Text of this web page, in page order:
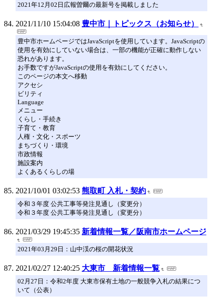
2021年12月02日広報曽爾の最新号を掲載しました
2021/11/10 15:04:08 豊中市｜トピックス（お知らせ）
豊中市ホームページではJavaScriptを使用しています。JavaScriptの
使用を有効にしていない場合は、一部の機能が正確に動作しない
恐れがあります。
お手数ですがJavaScriptの使用を有効にしてください。
このページの本文へ移動
アクセシ
ビリティ
Language
メニュー
くらし・手続き
子育て・教育
人権・文化・スポーツ
まちづくり・環境
市政情報
施設案内
よくあるくらしの場
2021/10/01 03:02:53 熊取町 入札・契約
令和３年度 公共工事等発注見通し（変更分）
令和３年度 公共工事等発注見通し（変更分）
2021/03/29 19:45:35 新着情報一覧／阪南市ホームページ
2021年03月29日：山中渓の桜の開花状況
2021/02/27 12:40:25 大東市 新着情報一覧
02月27日：令和2年度 大東市保有土地の一般競争入札の結果につ
いて（公表）